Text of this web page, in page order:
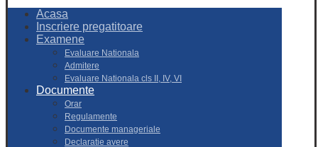
Acasa
Inscriere pregatitoare
Examene
Evaluare Nationala
Admitere
Evaluare Nationala cls II, IV, VI
Documente
Orar
Regulamente
Documente manageriale
Declaratie avere